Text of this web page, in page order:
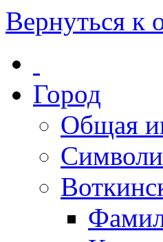
Вернуться к
Город
Общая